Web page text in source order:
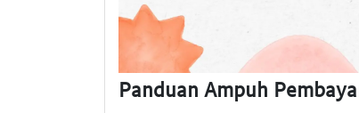
Panduan Ampuh